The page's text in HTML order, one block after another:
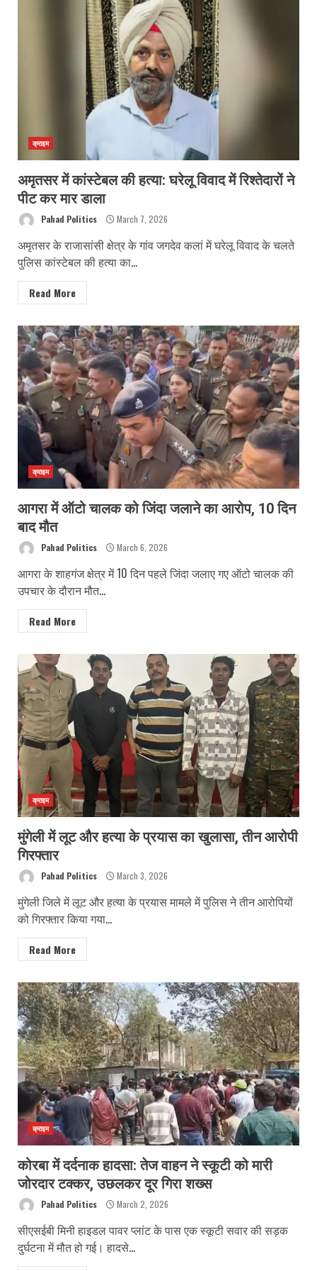
क्राइम
अमृतसर में कांस्टेबल की हत्या: घरेलू विवाद में रिश्तेदारों ने
पीट कर मार डाला
Pahad Politics March 7, 2026
अमृतसर के राजासांसी क्षेत्र के गांव जगदेव कलां में घरेलू विवाद के चलते
पुलिस कांस्टेबल की हत्या का...
Read More
क्राइम
आगरा में ऑटो चालक को जिंदा जलाने का आरोप, 10 दिन
बाद मौत
Pahad Politics March 6, 2026
आगरा के शाहगंज क्षेत्र में 10 दिन पहले जिंदा जलाए गए ऑटो चालक की
उपचार के दौरान मौत...
Read More
क्राइम
मुंगेली में लूट और हत्या के प्रयास का खुलासा, तीन आरोपी
गिरफ्तार
Pahad Politics March 3, 2026
मुंगेली जिले में लूट और हत्या के प्रयास मामले में पुलिस ने तीन आरोपियों
को गिरफ्तार किया गया...
Read More
क्राइम
कोरबा में दर्दनाक हादसा: तेज वाहन ने स्कूटी को मारी
जोरदार टक्कर, उछलकर दूर गिरा शख्स
Pahad Politics March 2, 2026
सीएसईबी मिनी हाइडल पावर प्लांट के पास एक स्कूटी सवार की सड़क
दुर्घटना में मौत हो गई। हादसे...